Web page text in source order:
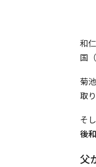
和
国
菊
取
そ
後
父